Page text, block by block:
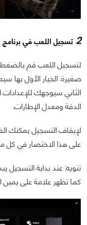
2 تسجيل اللعب في برنامج Nvidia
صغيرة. الخيار الأول بها
الثاني سيوجهك
الدقة ومعدل الإطارات.
على هذا الاختصار في كل
تنويه: عند بداية التسجيل
كما تظهر علامة على يمين